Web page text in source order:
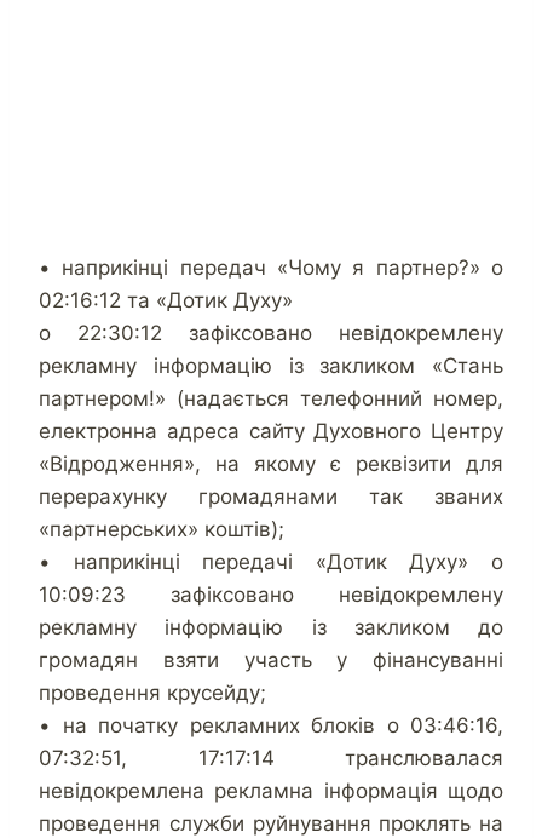
• наприкінці передач «Чому я партнер?» о
02:16:12 та «Дотик Духу»
о 22:30:12 зафіксовано невідокремлену
рекламну інформацію із закликом «Стань
партнером!» (надається телефонний номер,
електронна адреса сайту Духовного Центру
«Відродження», на якому є реквізити для
перерахунку громадянами так званих
«партнерських» коштів);
• наприкінці передачі «Дотик Духу» о
10:09:23 зафіксовано невідокремлену
рекламну інформацію із закликом до
громадян взяти участь у фінансуванні
проведення крусейду;
• на початку рекламних блоків о 03:46:16,
07:32:51, 17:17:14 транслювалася
невідокремлена рекламна інформація щодо
проведення служби руйнування проклять на